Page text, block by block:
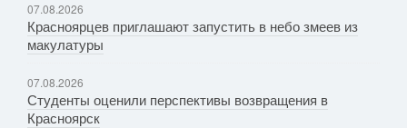
07.08.2026
Красноярцев приглашают запустить в небо змеев из
макулатуры
07.08.2026
Студенты оценили перспективы возвращения в
Красноярск